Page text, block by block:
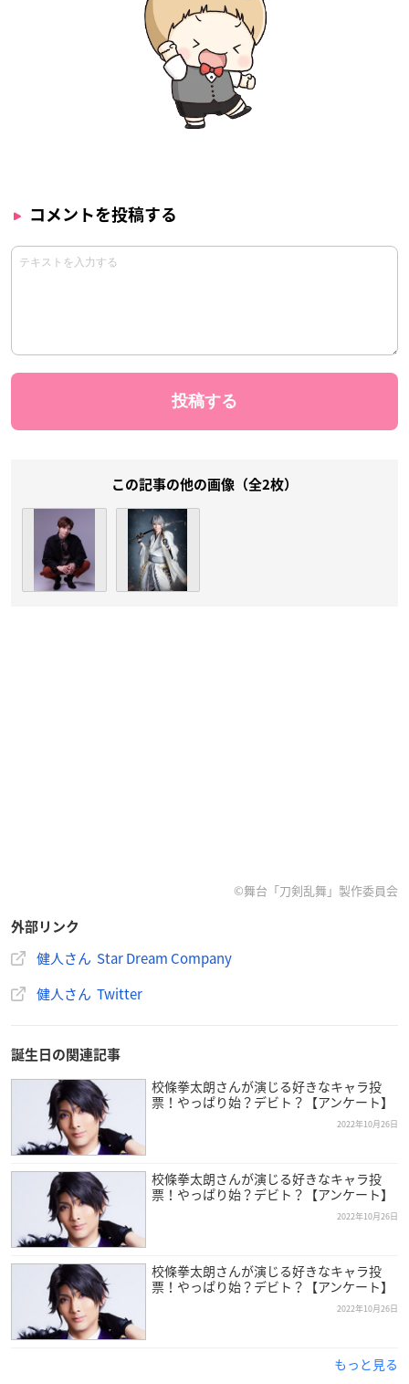
コメントを投稿する
この記事の他の画像（全2枚）
©舞台「刀剣乱舞」製作委員会
外部リンク
健人さん Star Dream Company
健人さん Twitter
誕生日の関連記事
校條拳太朗さんが演じる好きなキャラ投
票！やっぱり始？デビト？【アンケート】
2022年10月26日
校條拳太朗さんが演じる好きなキャラ投
票！やっぱり始？デビト？【アンケート】
2022年10月26日
校條拳太朗さんが演じる好きなキャラ投
票！やっぱり始？デビト？【アンケート】
2022年10月26日
もっと見る